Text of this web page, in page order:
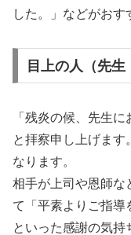
した。」などがおす
目上の人（先生
「残炎の候、先生
と拝察申し上げます
なります。
相手が上司や恩師な
て「平素よりご指導
といった感謝の気持